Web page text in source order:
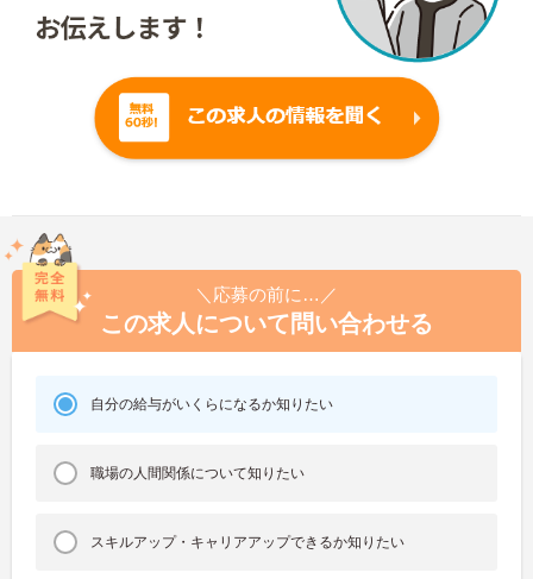
＼応募の前に…／
この求人について問い合わせる
自分の給与がいくらになるか知りたい
職場の人間関係について知りたい
スキルアップ・キャリアアップできるか知りたい